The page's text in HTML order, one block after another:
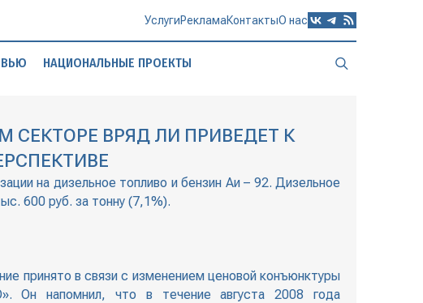
УслугиРекламаКонтактыО нас
НАЦИОНАЛЬНЫЕ ПРОЕКТЫ
ВРЯД ЛИ ПРИВЕДЕТ К
на дизельное топливо и бензин Аи – 92. Дизельное
600 руб. за тонну (7,1%).
принято в связи с изменением ценовой конъюнктуры
Он напомнил, что в течение августа 2008 года